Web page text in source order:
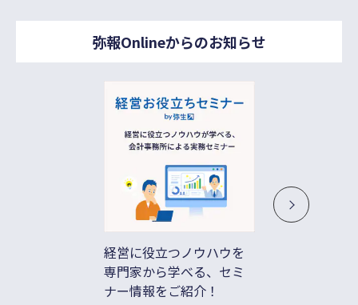
弥報Onlineからのお知らせ
経営に役立つノウハウを
専門家から学べる、セミ
ナー情報をご紹介！